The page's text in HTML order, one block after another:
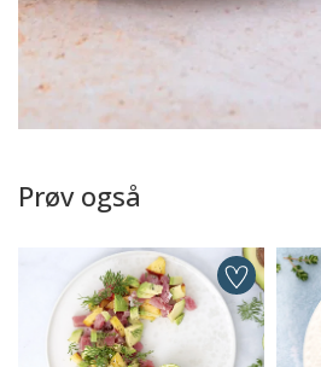
Prøv også